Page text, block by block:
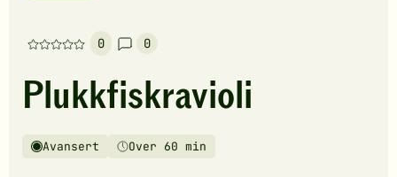
0
Denne
har
foreløpig
vurderinger.
0
Plukkfiskravioli
Vanskelighetsgrad
Avansert
Tilberedningstid Over 60 min